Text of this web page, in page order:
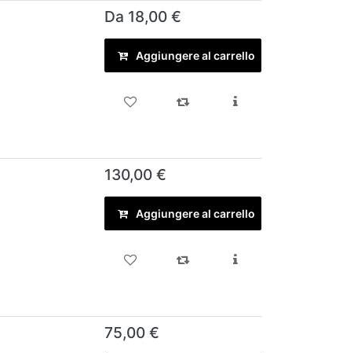
Da 18,00 €
Aggiungere al carrello
130,00 €
Aggiungere al carrello
75,00 €